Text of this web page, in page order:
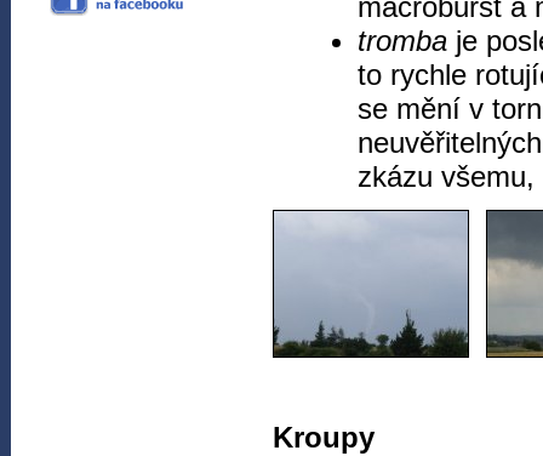
macroburst a
tromba je
to rychle
se mění v
zkázu
Kroupy